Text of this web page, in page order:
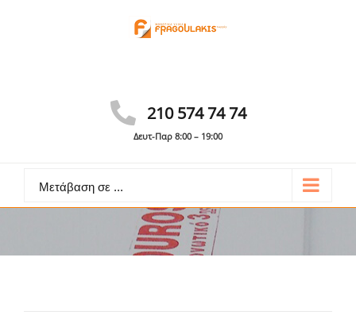
210 574 74 74
Δευτ-Παρ 8:00 – 19:00
Μετάβαση σε ...